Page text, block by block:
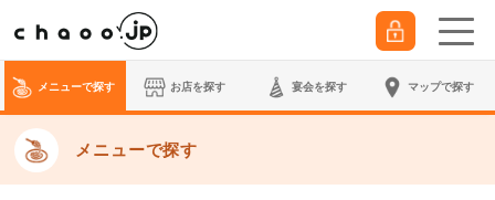
メニューで探す お店を探す 宴会を探す マップで探す
メニューで探す